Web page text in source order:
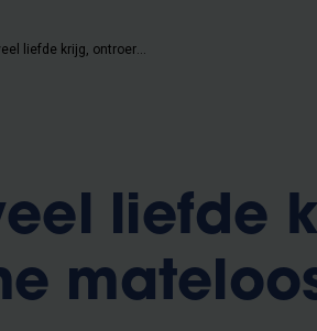
liefde